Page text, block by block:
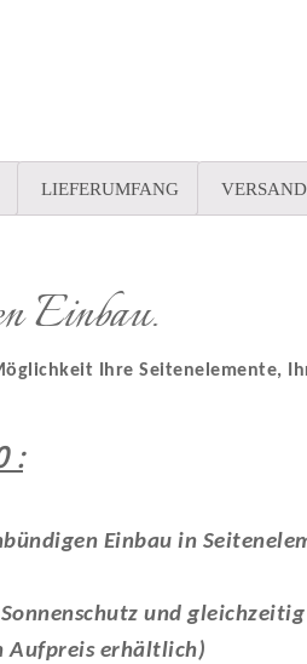
LIEFERUMFANG
Einbau.
Ihre Seitenelemente,
:
Einbau in
und
Aufpreis erhältlich)